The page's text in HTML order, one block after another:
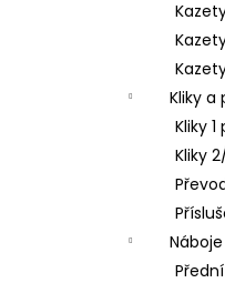
Kliky a
Kliky
Kliky
Náboje
Přední